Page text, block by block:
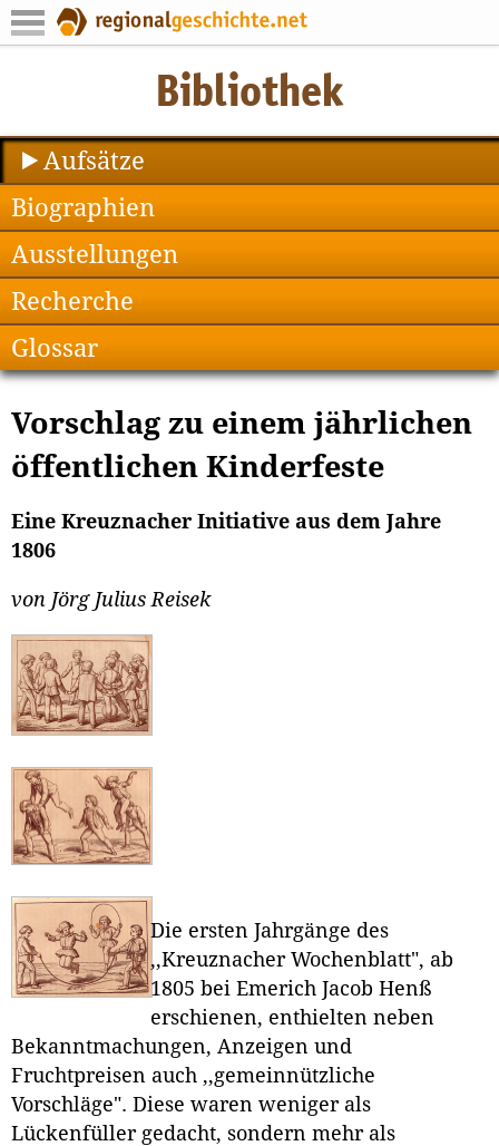
Aufsätze
Biographien
Ausstellungen
Recherche
Glossar
Vorschlag zu einem jährlichen
öffentlichen Kinderfeste
Eine Kreuznacher Initiative aus dem Jahre
1806
von Jörg Julius Reisek
Die ersten Jahrgänge des
,,Kreuznacher Wochenblatt", ab
1805 bei Emerich Jacob Henß
erschienen, enthielten neben
Bekanntmachungen, Anzeigen und
Fruchtpreisen auch ,,gemeinnützliche
Vorschläge". Diese waren weniger als
Lückenfüller gedacht, sondern mehr als